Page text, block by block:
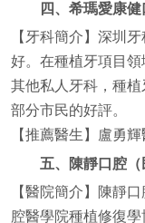
四、希瑪愛康健
【牙科簡介】深圳
好。在種植牙項目
其他私人牙科，種
部分市民的好評。
【推薦醫生】盧勇
五、陳靜口腔（
【醫院簡介】陳靜
腔醫學院種植修復